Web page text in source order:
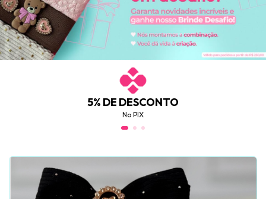
5% DE DESCONTO
No PIX